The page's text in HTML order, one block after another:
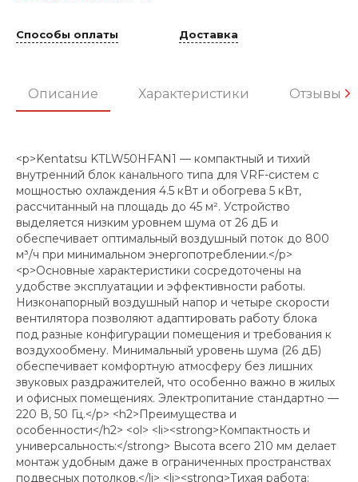
Способы оплаты Доставка
Описание Характеристики Отзывы
<p>Kentatsu KTLW50HFAN1 — компактный и тихий
внутренний блок канального типа для VRF-систем с
мощностью охлаждения 4.5 кВт и обогрева 5 кВт,
рассчитанный на площадь до 45 м². Устройство
выделяется низким уровнем шума от 26 дБ и
обеспечивает оптимальный воздушный поток до 800
м³/ч при минимальном энергопотреблении.</p>
<p>Основные характеристики сосредоточены на
удобстве эксплуатации и эффективности работы.
Низконапорный воздушный напор и четыре скорости
вентилятора позволяют адаптировать работу блока
под разные конфигурации помещения и требования к
воздухообмену. Минимальный уровень шума (26 дБ)
обеспечивает комфортную атмосферу без лишних
звуковых раздражителей, что особенно важно в жилых
и офисных помещениях. Электропитание стандартно —
220 В, 50 Гц.</p> <h2>Преимущества и
особенности</h2> <ol> <li><strong>Компактность и
универсальность:</strong> Высота всего 210 мм делает
монтаж удобным даже в ограниченных пространствах
подвесных потолков.</li> <li><strong>Тихая работа: